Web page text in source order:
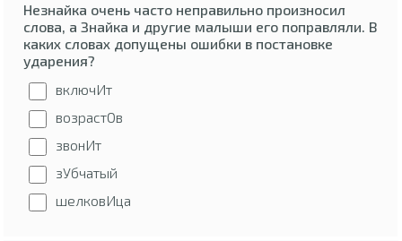
Незнайка очень часто неправильно произносил
слова, а Знайка и другие малыши его поправляли. В
каких словах допущены ошибки в постановке
ударения?
включИт
возрастОв
звонИт
зУбчатый
шелковИца